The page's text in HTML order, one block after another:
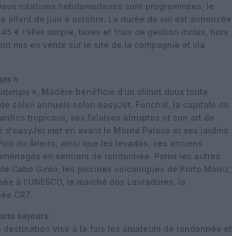
rotations hebdomadaires sont programmées, le
allant de juin à octobre. La durée de vol est annoncée
€ l’aller simple, taxes et frais de gestion inclus, hors
mis en vente sur le site de la compagnie et via
»
», Madère bénéficie d’un climat doux toute
soleil annuels selon easyJet. Funchal, la capitale de
tropicaux, ses falaises abruptes et son art de
met en avant le Monte Palace et ses jardins
do Arieiro, ainsi que les levadas, ces anciens
en sentiers de randonnée. Parmi les autres
Cabo Girão, les piscines volcaniques de Porto Moniz,
à l’UNESCO, le marché dos Lavradores, la
CR7.
séjours
vise à la fois les amateurs de randonnée et